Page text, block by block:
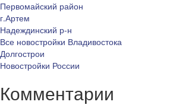
Первомайский район
г.Артем
Надеждинский р-н
Все новостройки Владивостока
Долгострои
Новостройки России
Комментарии